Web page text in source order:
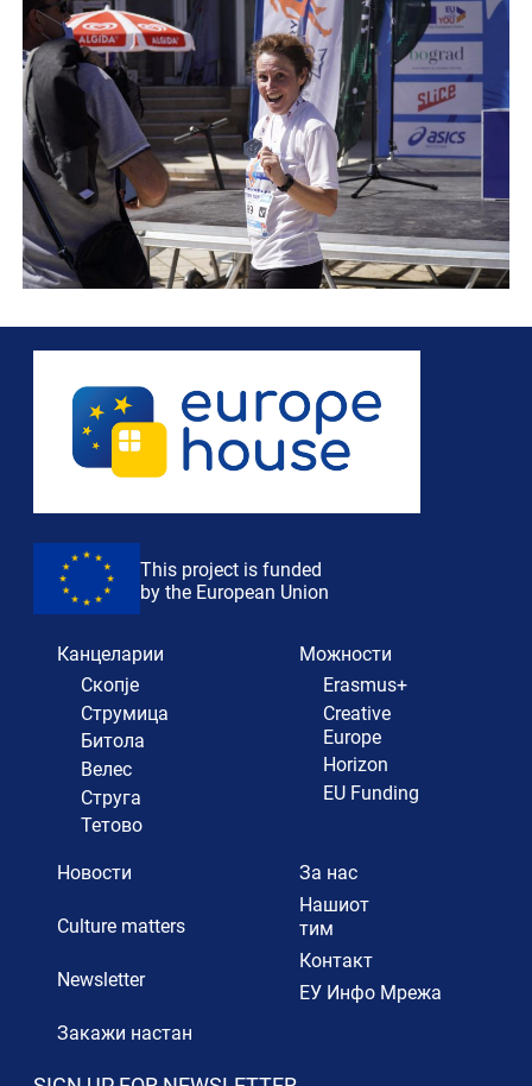
This project is funded
by the European Union
Канцеларии
Скопје
Струмица
Битола
Велес
Струга
Тетово
Можности
Erasmus+
Creative
Europe
Horizon
EU Funding
Новости
Culture matters
Newsletter
Закажи настан
За нас
Нашиот
тим
Контакт
ЕУ Инфо Мрежа